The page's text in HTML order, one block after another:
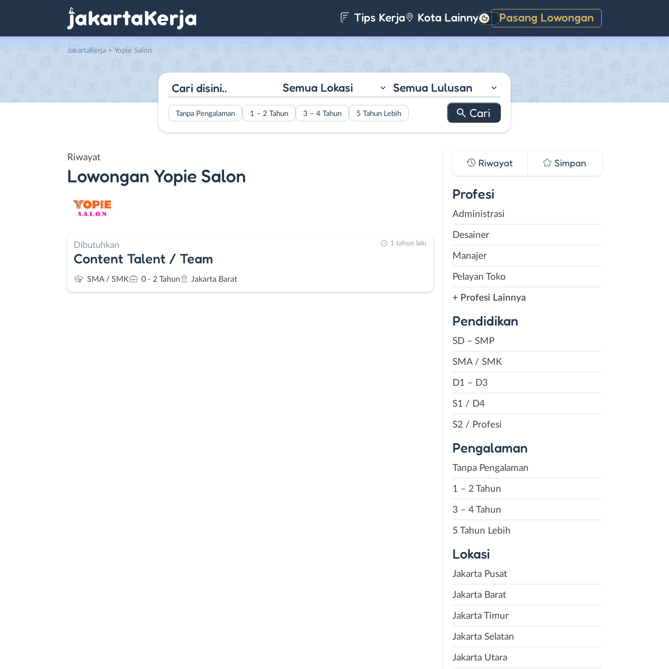
Tips Kerja Kota Lainnya Pasang Lowongan
Gelap
JakartaKerja > Yopie Salon
Semua Lokasi Semua Lulusan
Tanpa Pengalaman 1 – 2 Tahun 3 – 4 Tahun 5 Tahun Lebih
Riwayat
Lowongan Yopie Salon
Dibutuhkan
Content Talent / Team
SMA / SMK 0 - 2 Tahun Jakarta Barat
1 tahun lalu
Riwayat Simpan
Profesi
Administrasi
Desainer
Manajer
Pelayan Toko
+ Profesi Lainnya
Pendidikan
SD – SMP
SMA / SMK
D1 – D3
S1 / D4
S2 / Profesi
Pengalaman
Tanpa Pengalaman
1 – 2 Tahun
3 – 4 Tahun
5 Tahun Lebih
Lokasi
Jakarta Pusat
Jakarta Barat
Jakarta Timur
Jakarta Selatan
Jakarta Utara